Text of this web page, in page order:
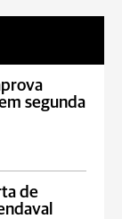
segunda
de